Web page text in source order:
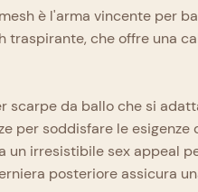
è l'arma vincente per
che offre una
scarpe da ballo che si
per soddisfare le
un irresistibile sex appeal
posteriore assicura